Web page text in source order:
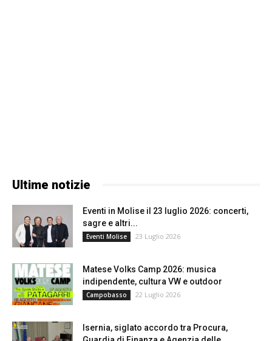
Ultime notizie
Eventi in Molise il 23 luglio 2026: concerti,
sagre e altri...
Eventi Molise 23 Luglio 2026
Matese Volks Camp 2026: musica
indipendente, cultura VW e outdoor
Campobasso 22 Luglio 2026
Isernia, siglato accordo tra Procura,